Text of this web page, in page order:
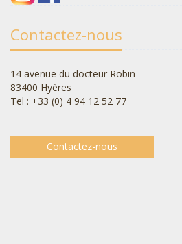
Contactez-nous
14 avenue du docteur Robin
83400 Hyères
Tel : +33 (0) 4 94 12 52 77
Contactez-nous